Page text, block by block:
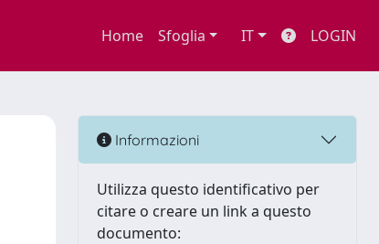
Home Sfoglia IT LOGIN
Informazioni
Utilizza questo identificativo per
citare o creare un link a questo
documento: